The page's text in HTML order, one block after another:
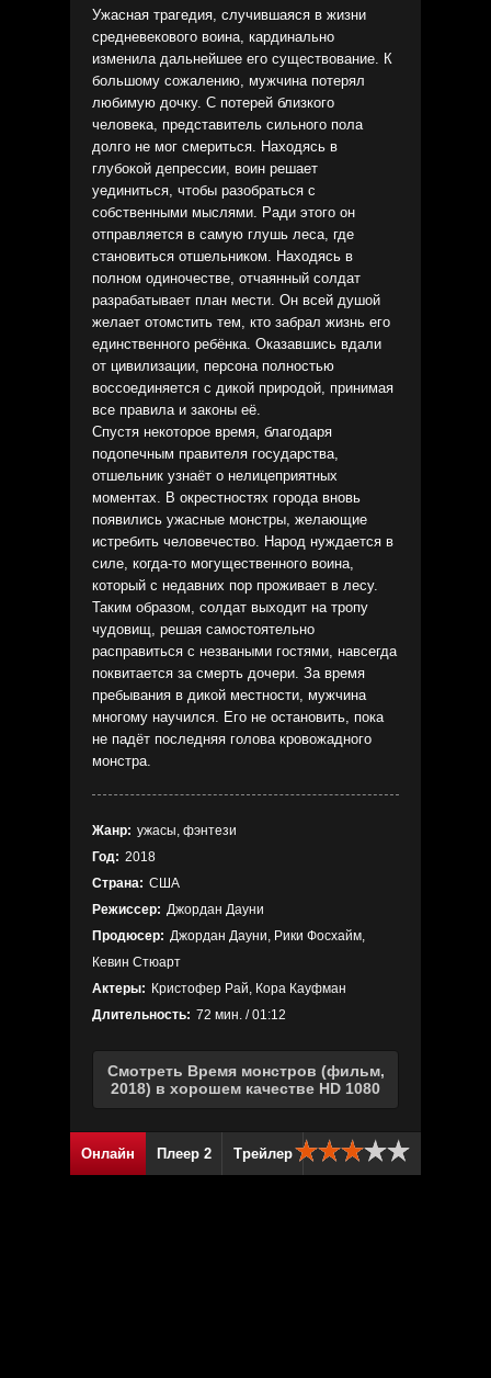
Ужасная трагедия, случившаяся в жизни
средневекового воина, кардинально
изменила дальнейшее его существование. К
большому сожалению, мужчина потерял
любимую дочку. С потерей близкого
человека, представитель сильного пола
долго не мог смериться. Находясь в
глубокой депрессии, воин решает
уединиться, чтобы разобраться с
собственными мыслями. Ради этого он
отправляется в самую глушь леса, где
становиться отшельником. Находясь в
полном одиночестве, отчаянный солдат
разрабатывает план мести. Он всей душой
желает отомстить тем, кто забрал жизнь его
единственного ребёнка. Оказавшись вдали
от цивилизации, персона полностью
воссоединяется с дикой природой, принимая
все правила и законы её.
Спустя некоторое время, благодаря
подопечным правителя государства,
отшельник узнаёт о нелицеприятных
моментах. В окрестностях города вновь
появились ужасные монстры, желающие
истребить человечество. Народ нуждается в
силе, когда-то могущественного воина,
который с недавних пор проживает в лесу.
Таким образом, солдат выходит на тропу
чудовищ, решая самостоятельно
расправиться с незваными гостями, навсегда
поквитается за смерть дочери. За время
пребывания в дикой местности, мужчина
многому научился. Его не остановить, пока
не падёт последняя голова кровожадного
монстра.
Жанр: ужасы, фэнтези
Год: 2018
Страна: США
Режиссер: Джордан Дауни
Продюсер: Джордан Дауни, Рики Фосхайм,
Кевин Стюарт
Актеры: Кристофер Рай, Кора Кауфман
Длительность: 72 мин. / 01:12
Смотреть Время монстров (фильм,
2018) в хорошем качестве HD 1080
Онлайн Плеер 2 Трейлер